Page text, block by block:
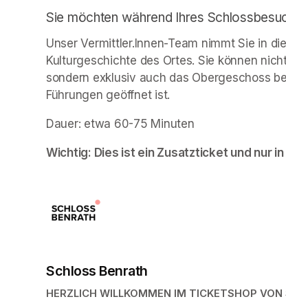
Sie möchten während Ihres
Unser Vermittler.Innen-Team nimmt Sie in
Kulturgeschichte des Ortes. Sie können
sondern exklusiv auch das Obergeschoss
Führungen geöffnet ist.
Dauer: etwa 60-75 Minuten
Wichtig: Dies ist ein Zusatzticket und nur
Schloss Benrath
HERZLICH WILLKOMMEN IM TICKETSHOP